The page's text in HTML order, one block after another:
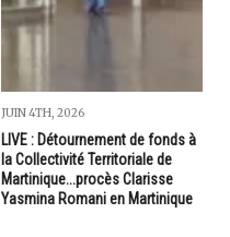
JUIN 4TH, 2026
LIVE : Détournement de fonds à
la Collectivité Territoriale de
Martinique...procès Clarisse
Yasmina Romani en Martinique